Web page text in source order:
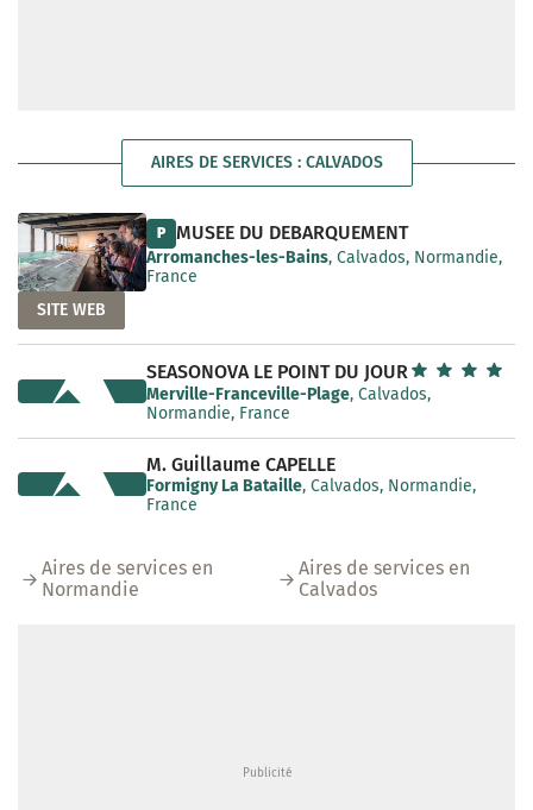
AIRES DE SERVICES : CALVADOS
P MUSEE DU DEBARQUEMENT
Arromanches-les-Bains, Calvados, Normandie,
France
SITE WEB
SEASONOVA LE POINT DU JOUR
Merville-Franceville-Plage, Calvados,
Normandie, France
M. Guillaume CAPELLE
Formigny La Bataille, Calvados, Normandie,
France
Aires de services en
Normandie
Aires de services en
Calvados